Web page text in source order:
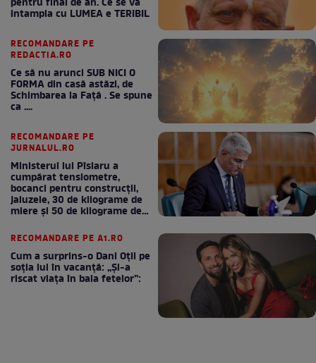
intampla cu LUMEA e TERIBIL
RECOMANDARE PE
REDACTIA.RO
Ce să nu arunci SUB NICI O
FORMA din casă astăzi, de
Schimbarea la Față . Se spune
ca ....
RECOMANDARE PE
JURNALUL.RO
Ministerul lui Pîslaru a
cumpărat tensiometre,
bocanci pentru construcții,
jaluzele, 30 de kilograme de
miere și 50 de kilograme de
RECOMANDARE PE A1.RO
Cum a surprins-o Dani Oțil pe
soția lui în vacanță: „Și-a
riscat viața în baia fetelor”: